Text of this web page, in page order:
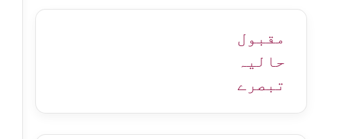
مقبول
حالیہ
تبصرے